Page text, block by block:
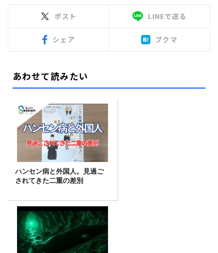
ポスト LINEで送る
シェア ブクマ
あわせて読みたい
ハンセン病と外国人。見過ご
されてきた二重の差別